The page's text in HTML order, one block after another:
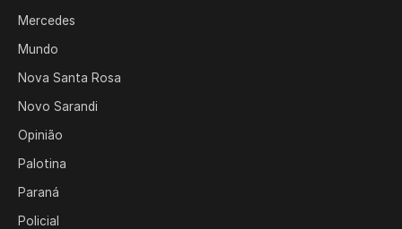
Mercedes
Mundo
Nova Santa Rosa
Novo Sarandi
Opinião
Palotina
Paraná
Policial